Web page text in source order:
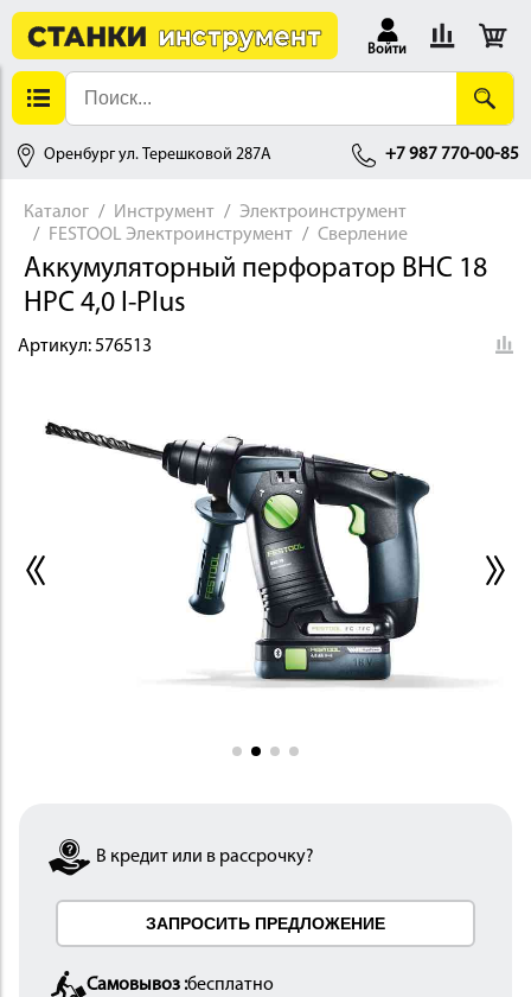
Войти
Оренбург ул. Терешковой 287А +7 987 770-00-85
ДЕРЕВООБРАБОТКА
ОСНАСТКА
Каталог Инструмент
Электроинструмент
FESTOOL Электроинструмент
Сверление
Аккумуляторный перфоратор BHC 18
HPC 4,0 I-Plus
Артикул:576513
В кредит или в рассрочку?
ЗАПРОСИТЬ ПРЕДЛОЖЕНИЕ
Самовывоз :бесплатно